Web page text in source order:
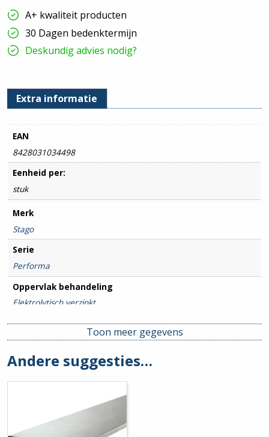
3
Meter
hoeveelheid
A+ kwaliteit producten
30 Dagen bedenktermijn
Deskundig advies nodig?
Extra informatie
EAN
8428031034498
Eenheid per:
stuk
Merk
Stago
Serie
Performa
Oppervlak behandeling
Elektrolytisch verzinkt
Breedte goot
100mm
Hoogte goot
Toon meer gegevens
Andere suggesties…